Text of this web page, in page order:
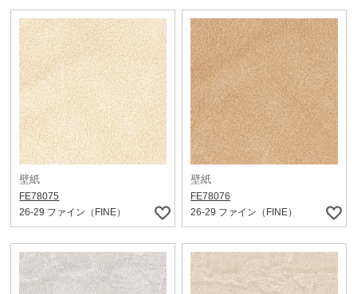
壁紙
FE78075
26-29 ファイン（FINE）
壁紙
FE78076
26-29 ファイン（FINE）